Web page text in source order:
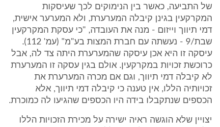
של התביעה, כאשר בין הנימוקים לכך שעיסקות
המקרקעין בגינן קיבלה המערערת, ולא המערער אישית,
דמי תיווך וייזום - מנה את העובדה, "כי עסקת המקרקעין
שבת/9 - נעשתה עם חברת המצות בע"מ" (עמ' 112).
עיסקה זו היא אכן עיסקה שהמערערת היתה צד לה, אבל
כרוכשת זכויות במקרקעין. אולם בגין עסקה זו המערערת
לא קיבלה דמי תיווך, וגם אם מכרה המערערת את
זכויותיה הללו, אין טענה כי קיבלה דמי תיווך, אלא
הכספים שנתקבלו בידה היו הכספים שהגיעו לה כמוכרת.
יצויין שלא הוגשה ראיה ישירה על מכירת הזכויות הללו